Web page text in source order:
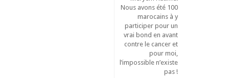
Nous avons été 100
marocains à y
participer pour un
vrai bond en avant
contre le cancer et
pour moi,
l’impossible n’existe
pas !